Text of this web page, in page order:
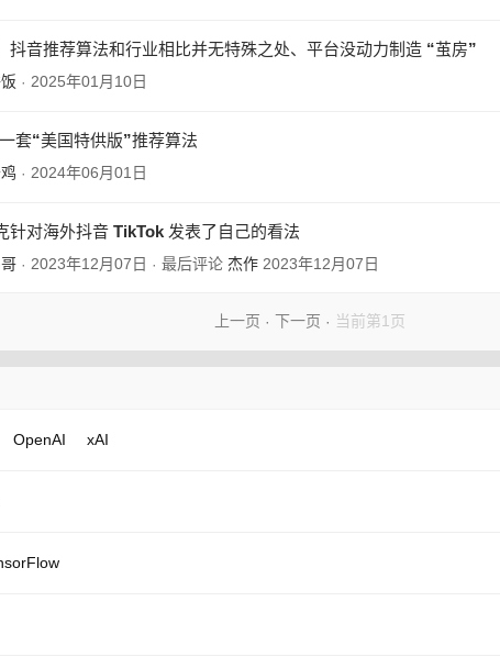
抖音推荐算法和行业相比并无特殊之处、平台没动力制造 “茧房”
· 2025年01月10日
套“美国特供版”推荐算法
· 2024年06月01日
针对海外抖音 TikTok 发表了自己的看法
· 2023年12月07日 · 最后评论 杰作 2023年12月07日
上一页 · 下一页 · 当前第1页
OpenAI xAI